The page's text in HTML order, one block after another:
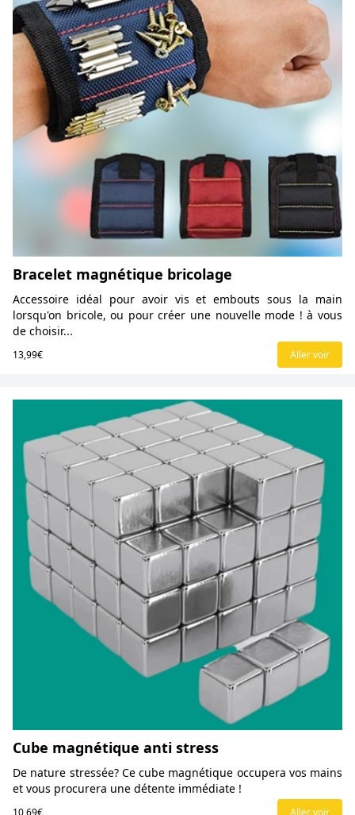
Bracelet magnétique bricolage
Accessoire idéal pour avoir vis et embouts sous la main
lorsqu'on bricole, ou pour créer une nouvelle mode ! à vous
de choisir...
13,99€ Aller voir
Cube magnétique anti stress
De nature stressée? Ce cube magnétique occupera vos mains
et vous procurera une détente immédiate !
10,69€ Aller voir